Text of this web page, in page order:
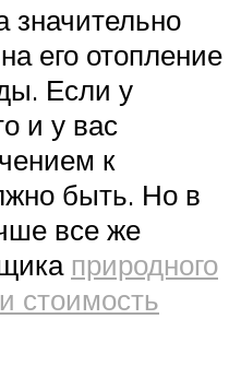
значительно
его отопление
Если у
и у вас
к
быть. Но в
все же
природного
стоимость